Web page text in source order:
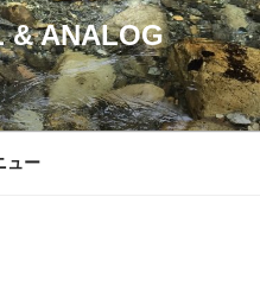
& ANALOG
ュー